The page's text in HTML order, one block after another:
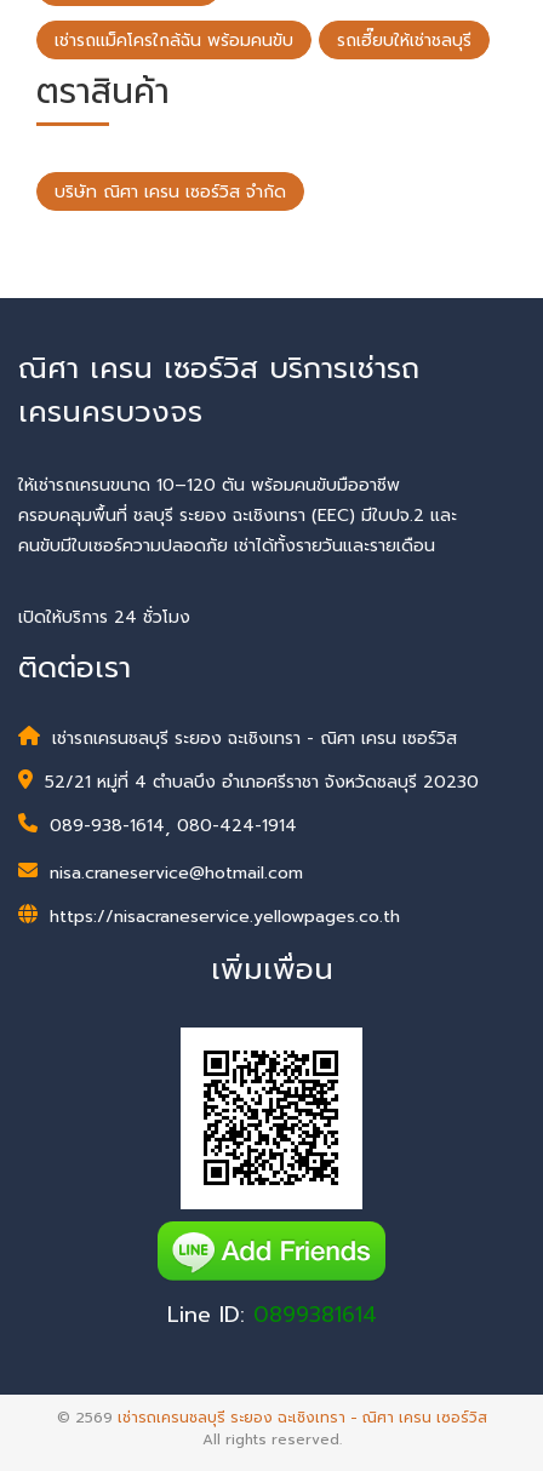
เช่ารถแม็คโครใกล้ฉัน พร้อมคนขับ รถเฮี๊ยบให้เช่าชลบุรี
ตราสินค้า
บริษัท ณิศา เครน เซอร์วิส จำกัด
ณิศา เครน เซอร์วิส บริการเช่ารถ
เครนครบวงจร
ให้เช่ารถเครนขนาด 10–120 ตัน พร้อมคนขับมืออาชีพ
ครอบคลุมพื้นที่ ชลบุรี ระยอง ฉะเชิงเทรา (EEC) มีใบปจ.2 และ
คนขับมีใบเซอร์ความปลอดภัย เช่าได้ทั้งรายวันและรายเดือน
เปิดให้บริการ 24 ชั่วโมง
ติดต่อเรา
เช่ารถเครนชลบุรี ระยอง ฉะเชิงเทรา - ณิศา เครน เซอร์วิส
52/21 หมู่ที่ 4 ตำบลบึง อำเภอศรีราชา จังหวัดชลบุรี 20230
089-938-1614, 080-424-1914
nisa.craneservice@hotmail.com
https://nisacraneservice.yellowpages.co.th
เพิ่มเพื่อน
Line ID: 0899381614
© 2569 เช่ารถเครนชลบุรี ระยอง ฉะเชิงเทรา - ณิศา เครน เซอร์วิส
All rights reserved.